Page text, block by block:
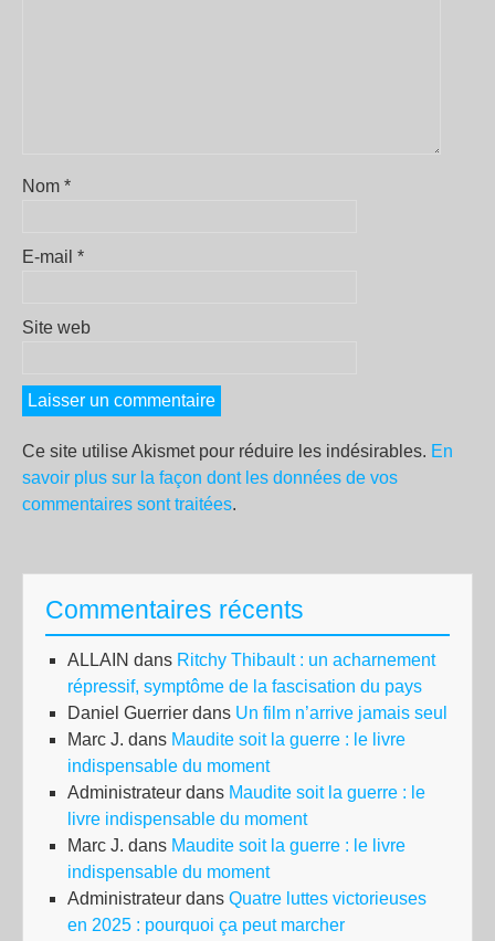
Nom *
E-mail *
Site web
Ce site utilise Akismet pour réduire les indésirables. En
savoir plus sur la façon dont les données de vos
commentaires sont traitées.
Commentaires récents
ALLAIN dans Ritchy Thibault : un acharnement
répressif, symptôme de la fascisation du pays
Daniel Guerrier dans Un film n’arrive jamais seul
Marc J. dans Maudite soit la guerre : le livre
indispensable du moment
Administrateur dans Maudite soit la guerre : le
livre indispensable du moment
Marc J. dans Maudite soit la guerre : le livre
indispensable du moment
Administrateur dans Quatre luttes victorieuses
en 2025 : pourquoi ça peut marcher